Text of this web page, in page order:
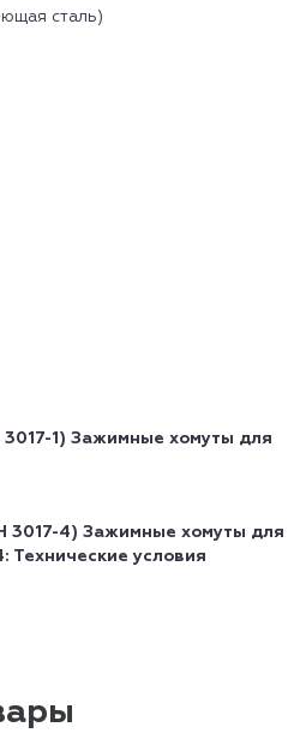
сталь)
3017-1) Зажимные хомуты для
3017-4) Зажимные хомуты для
Технические условия